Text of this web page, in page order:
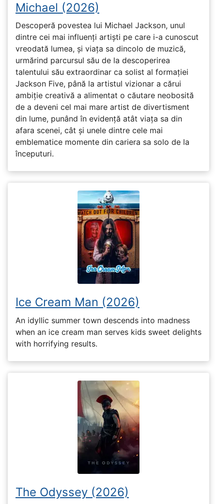
Michael (2026)
Descoperă povestea lui Michael Jackson, unul
dintre cei mai influenți artiști pe care i-a cunoscut
vreodată lumea, și viața sa dincolo de muzică,
urmărind parcursul său de la descoperirea
talentului său extraordinar ca solist al formației
Jackson Five, până la artistul vizionar a cărui
ambiție creativă a alimentat o căutare neobosită
de a deveni cel mai mare artist de divertisment
din lume, punând în evidență atât viața sa din
afara scenei, cât și unele dintre cele mai
emblematice momente din cariera sa solo de la
începuturi.
Ice Cream Man (2026)
An idyllic summer town descends into madness
when an ice cream man serves kids sweet delights
with horrifying results.
The Odyssey (2026)